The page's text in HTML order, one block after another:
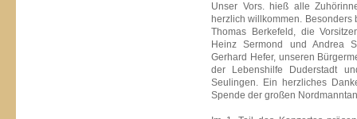
Unser Vors. hieß alle
herzlich willkommen.
Thomas Berkefeld, die
Heinz Sermond und Andrea
Gerhard Hefer, unseren
der Lebenshilfe Duderstadt
Seulingen. Ein herzliches
Spende der großen